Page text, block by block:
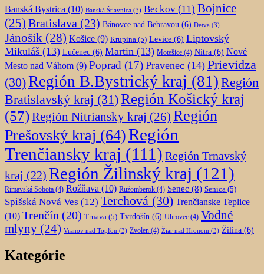
Banská Bystrica (10) Banská Štiavnica (3) Beckov (11) Bojnice
(25) Bratislava (23) Bánovce nad Bebravou (6) Detva (3)
Jánošík (28) Košice (9) Krupina (5) Levice (6) Liptovský
Mikuláš (13) Lučenec (6) Martin (13) Motešice (4) Nitra (6) Nové
Mesto nad Váhom (9) Poprad (17) Pravenec (14) Prievidza
(30)Región B.Bystrický kraj (81) Región
Bratislavský kraj (31)Región Košický kraj
(57)Región Nitriansky kraj (26) Región
Prešovský kraj (64)Región
Trenčiansky kraj (111) Región Trnavský
kraj (22) Región Žilinský kraj (121)
Rimavská Sobota (4) Rožňava (10) Ružomberok (4) Senec (8) Senica (5)
Spišská Nová Ves (12) Terchová (30) Trenčianske Teplice
(10) Trenčín (20) Trnava (5) Tvrdošín (6) Uhrovec (4) Vodné
mlyny (24) Vranov nad Topľou (3) Zvolen (4) Žiar nad Hronom (3) Žilina (6)
Kategórie